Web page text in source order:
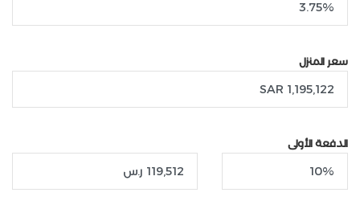
سعر المنزل
الدفعة الأولى